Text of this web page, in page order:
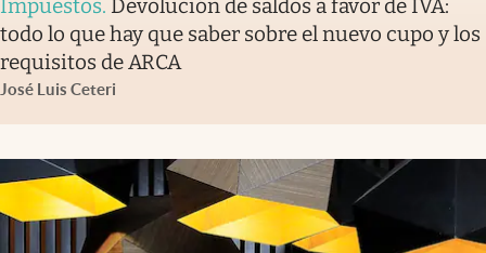
Impuestos. Devolución de saldos a favor de IVA:
todo lo que hay que saber sobre el nuevo cupo y los
requisitos de ARCA
José Luis Ceteri